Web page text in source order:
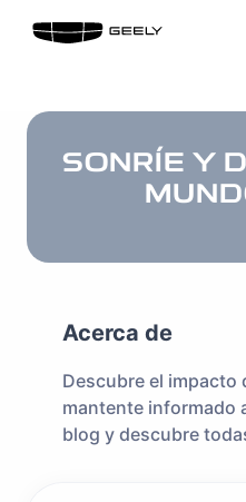
SONRÍE Y
Acerca de
Descubre el impacto
mantente informado
blog y descubre